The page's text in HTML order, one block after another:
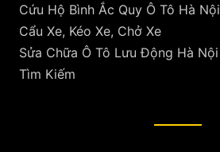
Cứu Hộ Bình Ắc Quy Ô Tô Hà Nội
Cẩu Xe, Kéo Xe, Chở Xe
Sửa Chữa Ô Tô Lưu Động Hà Nội
Tìm Kiếm